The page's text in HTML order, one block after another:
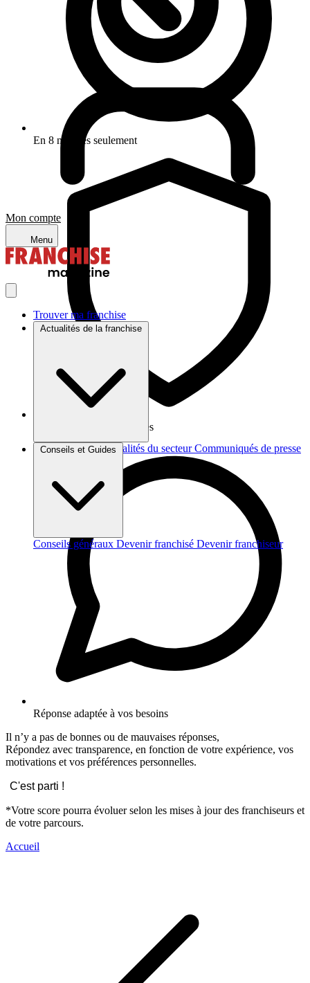
Mon compte
Menu
Trouver ma franchise
Actualités de la franchise
Brèves et actus Actualités du secteur Communiqués de presse
Conseils et Guides
Conseils généraux Devenir franchisé Devenir franchiseur
En 8 minutes seulement
Vos données sont protégées
Réponse adaptée à vos besoins
Il n’y a pas de bonnes ou de mauvaises réponses,
Répondez avec transparence, en fonction de votre expérience, vos
motivations et vos préférences personnelles.
C'est parti !
*Votre score pourra évoluer selon les mises à jour des franchiseurs et
de votre parcours.
Accueil